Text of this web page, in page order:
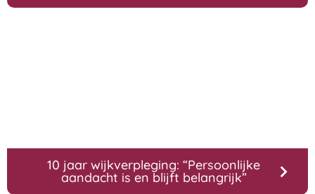
10 jaar wijkverpleging: “Persoonlijke
aandacht is en blijft belangrijk”